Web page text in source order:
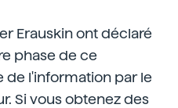
Erauskin ont déclaré
phase de ce
de l'information par le
Si vous obtenez des